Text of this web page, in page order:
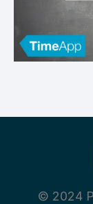
© 2024